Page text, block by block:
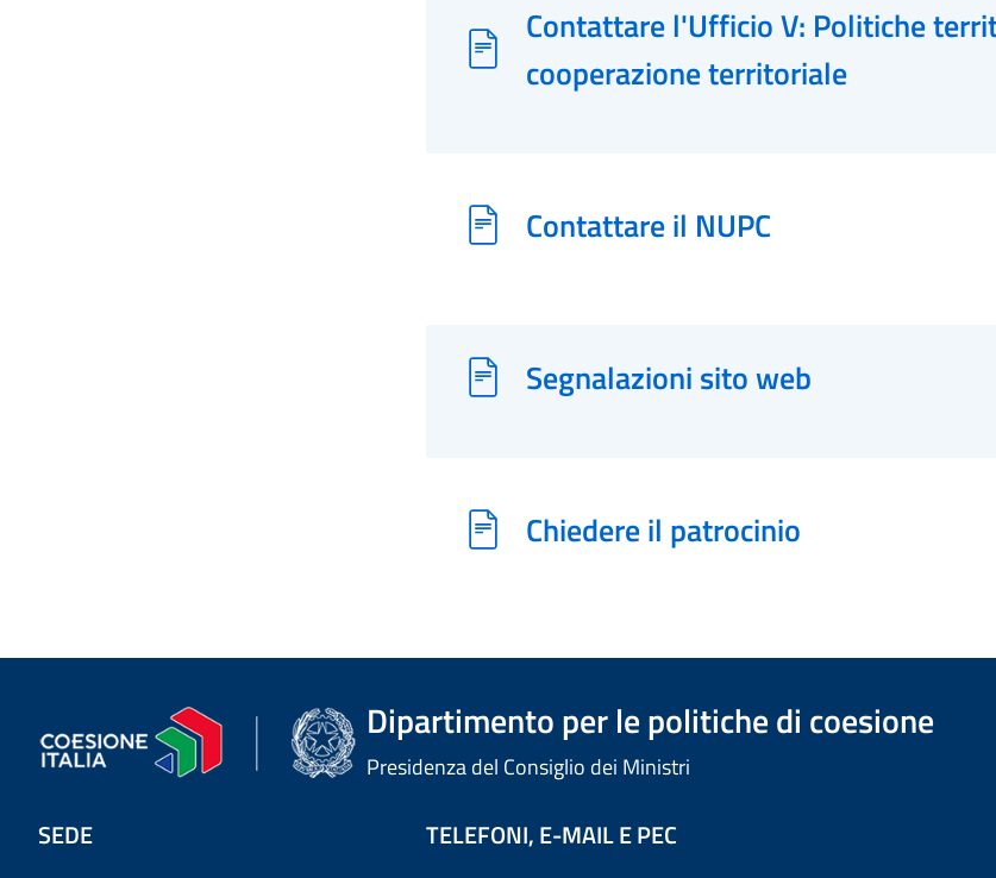
Contattare l'Ufficio V: Politiche
cooperazione territoriale
Contattare il NUPC
Segnalazioni sito web
Chiedere il patrocinio
Dipartimento per le politiche di coesione
Presidenza del Consiglio dei Ministri
SEDE TELEFONI, E-MAIL E PEC